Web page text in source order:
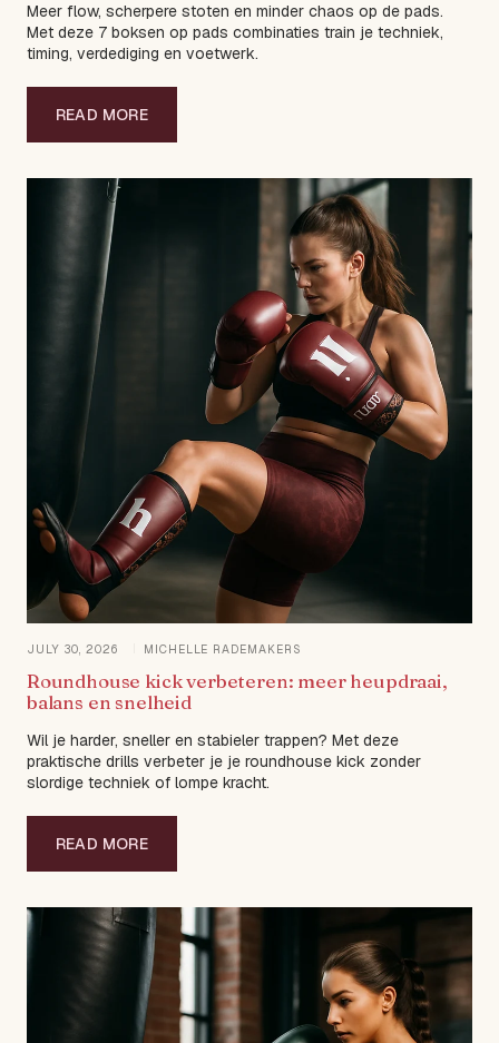
Meer flow, scherpere stoten en minder chaos op de pads.
Met deze 7 boksen op pads combinaties train je techniek,
timing, verdediging en voetwerk.
READ MORE
JULY 30, 2026 MICHELLE RADEMAKERS
Roundhouse kick verbeteren: meer heupdraai,
balans en snelheid
Wil je harder, sneller en stabieler trappen? Met deze
praktische drills verbeter je je roundhouse kick zonder
slordige techniek of lompe kracht.
READ MORE